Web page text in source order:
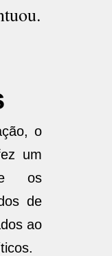
o
um
os
de
ao